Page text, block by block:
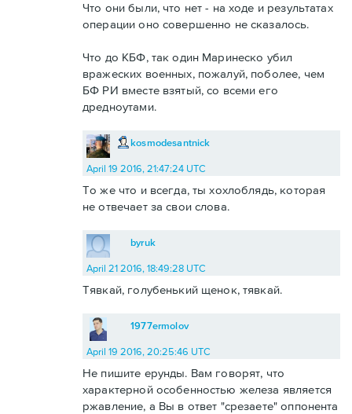
Что они были, что нет - на ходе и результатах
операции оно совершенно не сказалось.
Что до КБФ, так один Маринеско убил
вражеских военных, пожалуй, поболее, чем
БФ РИ вместе взятый, со всеми его
дредноутами.
kosmodesantnick
April 19 2016, 21:47:24 UTC
То же что и всегда, ты хохлоблядь, которая
не отвечает за свои слова.
byruk
April 21 2016, 18:49:28 UTC
Тявкай, голубенький щенок, тявкай.
1977ermolov
April 19 2016, 20:25:46 UTC
Не пишите ерунды. Вам говорят, что
характерной особенностью железа является
ржавление, а Вы в ответ "срезаете" оппонента